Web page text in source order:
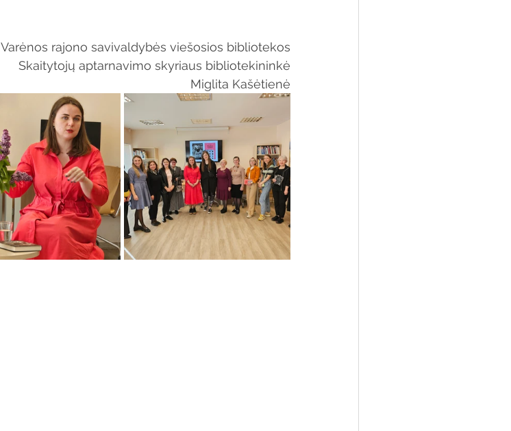
Varėnos rajono savivaldybės viešosios bibliotekos
Skaitytojų aptarnavimo skyriaus bibliotekininkė
Miglita Kašėtienė